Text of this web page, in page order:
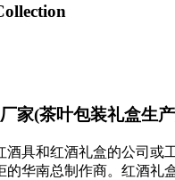
家(茶叶包装礼盒生
酒具和红酒礼盒的公司或
的华南总制作商。红酒礼